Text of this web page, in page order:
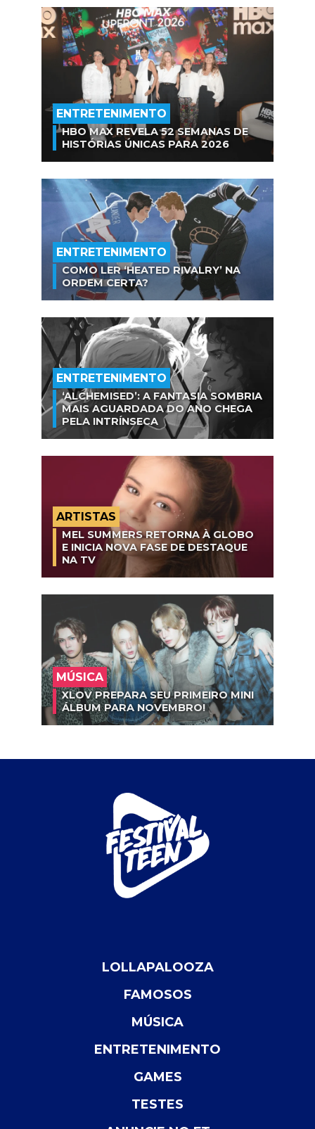
ENTRETENIMENTO
HBO MAX REVELA 52 SEMANAS DE
HISTÓRIAS ÚNICAS PARA 2026
ENTRETENIMENTO
COMO LER ‘HEATED RIVALRY’ NA
ORDEM CERTA?
ENTRETENIMENTO
‘ALCHEMISED’: A FANTASIA SOMBRIA
MAIS AGUARDADA DO ANO CHEGA
PELA INTRÍNSECA
ARTISTAS
MEL SUMMERS RETORNA À GLOBO
E INICIA NOVA FASE DE DESTAQUE
NA TV
MÚSICA
XLOV PREPARA SEU PRIMEIRO MINI
ÁLBUM PARA NOVEMBRO!
LOLLAPALOOZA
FAMOSOS
MÚSICA
ENTRETENIMENTO
GAMES
TESTES